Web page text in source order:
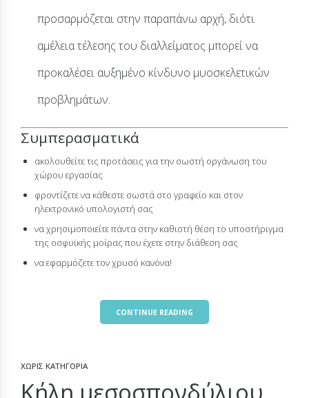
προσαρμόζεται στην παραπάνω αρχή, διότι
αμέλεια τέλεσης του διαλλείματος μπορεί να
προκαλέσει αυξημένο κίνδυνο μυοσκελετικών
προβλημάτων.
Συμπερασματικά
ακολουθείτε τις προτάσεις για την σωστή οργάνωση του
χώρου εργασίας
φροντίζετε να κάθεστε σωστά στο γραφείο και στον
ηλεκτρονικό υπολογιστή σας
να χρησιμοποιείτε πάντα στην καθιστή θέση το υποστήριγμα
της οσφυϊκής μοίρας που έχετε στην διάθεση σας
να εφαρμόζετε τον χρυσό κανόνα!
CONTINUE READING
ΧΩΡΊΣ ΚΑΤΗΓΟΡΊΑ